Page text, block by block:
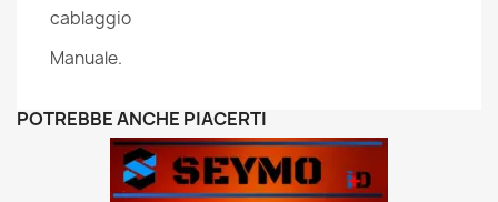
cablaggio
Manuale.
POTREBBE ANCHE PIACERTI